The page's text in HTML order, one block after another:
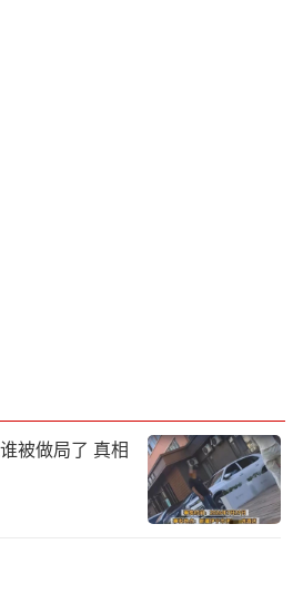
被做局了 真相